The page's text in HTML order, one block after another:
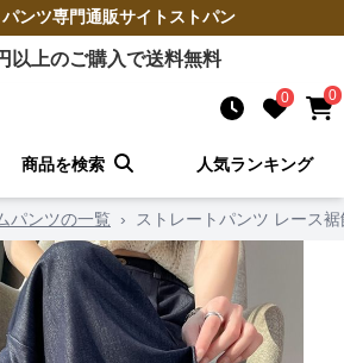
ンツ専門通販サイト ストパン
以上のご購入で送料無料
0 0
商品を検索 人気ランキング
パンツの一覧 › ストレートパンツ レース